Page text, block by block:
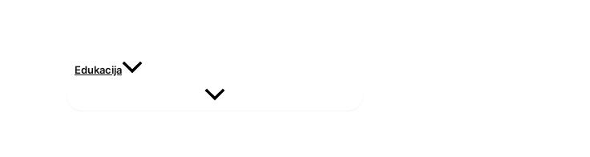
Edukacija